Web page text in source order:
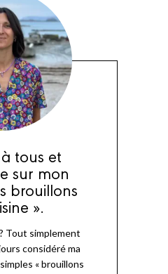
tous et
sur mon
brouillons
».
Tout simplement
considéré ma
« brouillons